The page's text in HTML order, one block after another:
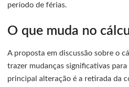
período de férias.
O que muda no
A proposta em discussão sobre o
trazer mudanças significativas
principal alteração é a retirada da